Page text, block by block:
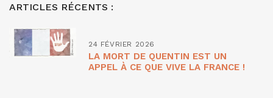
ARTICLES RÉCENTS :
24 FÉVRIER 2026
LA MORT DE QUENTIN EST UN
APPEL À CE QUE VIVE LA FRANCE !